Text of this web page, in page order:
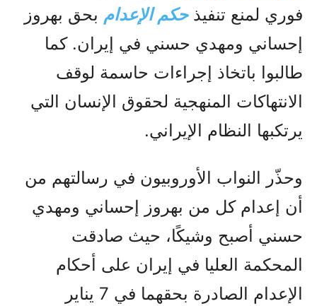
فوري لمنع تنفيذحكم الإعدام بحق بهروز
إحساني ومهدي حسني في إيران. كما
طالبوا باتخاذ إجراءات حاسمة لوقف
الانتهاكات المنهجية لحقوق الإنسان التي
يرتكبها النظام الإيراني.
وحذّر النواب الأوروبيون في رسالتهم من
أن إعدام كل من بهروز إحساني ومهدي
حسني أصبح وشيكًا، حيث صادقت
المحكمة العليا في إيران على أحكام
الإعدام الصادرة بحقهما في 7 يناير